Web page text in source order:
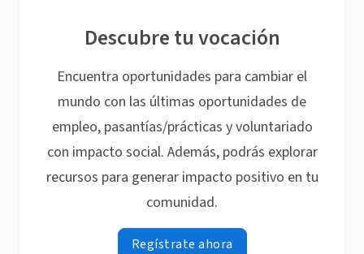
Descubre tu vocación
Encuentra oportunidades para cambiar el
mundo con las últimas oportunidades de
empleo, pasantías/prácticas y voluntariado
con impacto social. Además, podrás explorar
recursos para generar impacto positivo en tu
comunidad.
Regístrate ahora